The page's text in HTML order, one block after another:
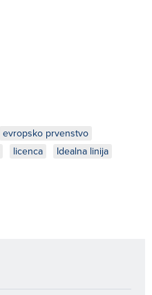
evropsko prvenstvo
licenca
Idealna linija